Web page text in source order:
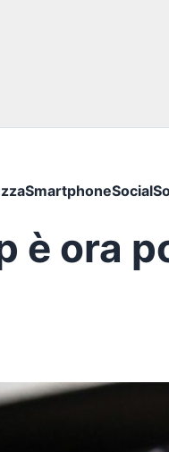
SmartphoneSocial
è ora